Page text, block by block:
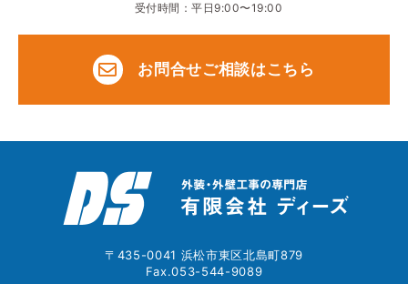
受付時間：平日9:00〜19:00
お問合せご相談はこちら
〒435-0041 浜松市東区北島町879
Fax.053-544-9089